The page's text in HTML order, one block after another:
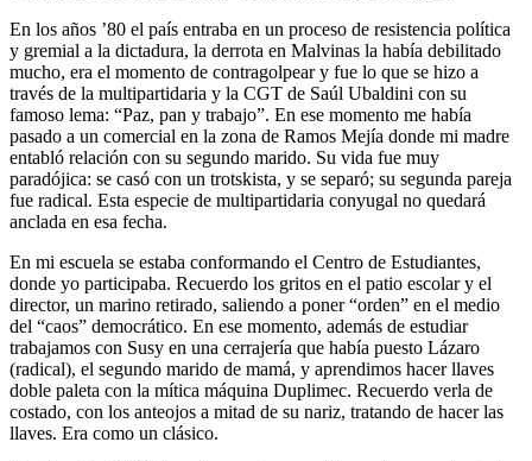
En los años ’80 el país entraba en un proceso de resistencia política
y gremial a la dictadura, la derrota en Malvinas la había debilitado
mucho, era el momento de contragolpear y fue lo que se hizo a
través de la multipartidaria y la CGT de Saúl Ubaldini con su
famoso lema: “Paz, pan y trabajo”. En ese momento me había
pasado a un comercial en la zona de Ramos Mejía donde mi madre
entabló relación con su segundo marido. Su vida fue muy
paradójica: se casó con un trotskista, y se separó; su segunda pareja
fue radical. Esta especie de multipartidaria conyugal no quedará
anclada en esa fecha.
En mi escuela se estaba conformando el Centro de Estudiantes,
donde yo participaba. Recuerdo los gritos en el patio escolar y el
director, un marino retirado, saliendo a poner “orden” en el medio
del “caos” democrático. En ese momento, además de estudiar
trabajamos con Susy en una cerrajería que había puesto Lázaro
(radical), el segundo marido de mamá, y aprendimos hacer llaves
doble paleta con la mítica máquina Duplimec. Recuerdo verla de
costado, con los anteojos a mitad de su nariz, tratando de hacer las
llaves. Era como un clásico.